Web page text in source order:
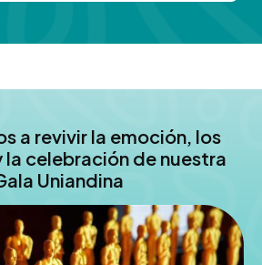
a revivir la emoción, los
la celebración de nuestra
Uniandina